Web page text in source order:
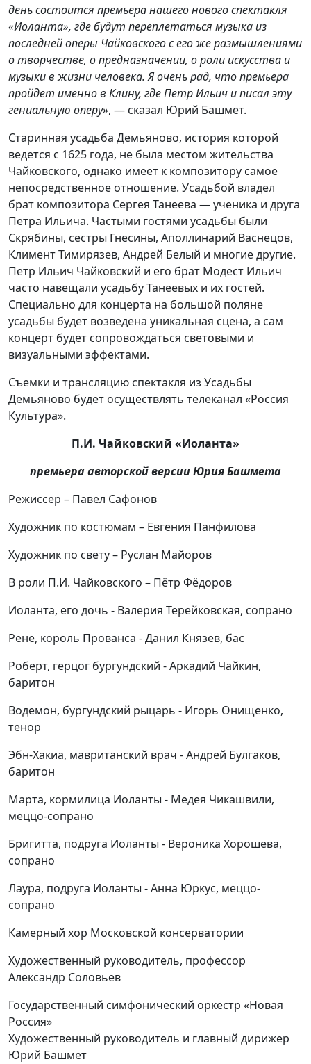
день состоится премьера нашего нового спектакля
«Иоланта», где будут переплетаться музыка из
последней оперы Чайковского с его же размышлениями
о творчестве, о предназначении, о роли искусства и
музыки в жизни человека. Я очень рад, что премьера
пройдет именно в Клину, где Петр Ильич и писал эту
гениальную оперу», — сказал Юрий Башмет.
Старинная усадьба Демьяново, история которой
ведется с 1625 года, не была местом жительства
Чайковского, однако имеет к композитору самое
непосредственное отношение. Усадьбой владел
брат композитора Сергея Танеева — ученика и друга
Петра Ильича. Частыми гостями усадьбы были
Скрябины, сестры Гнесины, Аполлинарий Васнецов,
Климент Тимирязев, Андрей Белый и многие другие.
Петр Ильич Чайковский и его брат Модест Ильич
часто навещали усадьбу Танеевых и их гостей.
Специально для концерта на большой поляне
усадьбы будет возведена уникальная сцена, а сам
концерт будет сопровождаться световыми и
визуальными эффектами.
Съемки и трансляцию спектакля из Усадьбы
Демьяново будет осуществлять телеканал «Россия
Культура».
П.И. Чайковский «Иоланта»
премьера авторской версии Юрия Башмета
Режиссер – Павел Сафонов
Художник по костюмам – Евгения Панфилова
Художник по свету – Руслан Майоров
В роли П.И. Чайковского – Пётр Фёдоров
Иоланта, его дочь - Валерия Терейковская, сопрано
Рене, король Прованса - Данил Князев, бас
Роберт, герцог бургундский - Аркадий Чайкин,
баритон
Водемон, бургундский рыцарь - Игорь Онищенко,
тенор
Эбн-Хакиа, мавританский врач - Андрей Булгаков,
баритон
Марта, кормилица Иоланты - Медея Чикашвили,
меццо-сопрано
Бригитта, подруга Иоланты - Вероника Хорошева,
сопрано
Лаура, подруга Иоланты - Анна Юркус, меццо-
сопрано
Камерный хор Московской консерватории
Художественный руководитель, профессор
Александр Соловьев
Государственный симфонический оркестр «Новая
Россия»
Художественный руководитель и главный дирижер
Юрий Башмет